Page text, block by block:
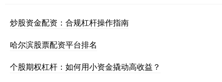
炒股资金配资：合规杠杆操作指南
哈尔滨股票配资平台排名
个股期权杠杆：如何用小资金撬动高收益？